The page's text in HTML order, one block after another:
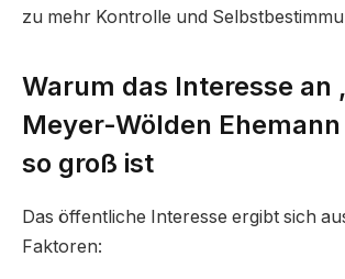
zu mehr Kontrolle und
Warum das Interesse an
Meyer-Wölden
so groß ist
Das öffentliche Interesse ergibt sich
Faktoren: